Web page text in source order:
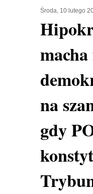
Środa, 10 lutego
na
gdy